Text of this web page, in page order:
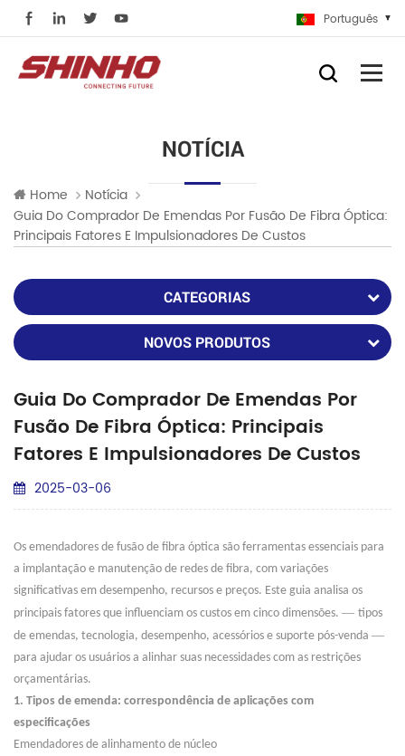
Português
NOTÍCIA
Home
Notícia
Guia Do Comprador De Emendas Por Fusão De Fibra Óptica:
Principais Fatores E Impulsionadores De Custos
CATEGORIAS
NOVOS PRODUTOS
Guia Do Comprador De Emendas Por
Fusão De Fibra Óptica: Principais
Fatores E Impulsionadores De Custos
2025-03-06
Os emendadores de fusão de fibra óptica são ferramentas essenciais para
a implantação e manutenção de redes de fibra, com variações
significativas em desempenho, recursos e preços. Este guia analisa os
principais fatores que influenciam os custos em cinco dimensões. — tipos
de emendas, tecnologia, desempenho, acessórios e suporte pós-venda —
para ajudar os usuários a alinhar suas necessidades com as restrições
orçamentárias.
1. Tipos de emenda: correspondência de aplicações com
especificações
Emendadores de alinhamento de núcleo